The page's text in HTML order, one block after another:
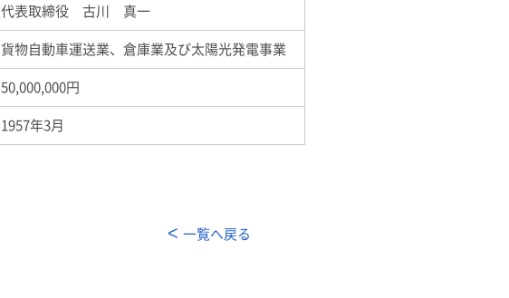
代表取締役 古川 真一
貨物自動車運送業、倉庫業及び太陽光発電事業
50,000,000円
1957年3月
一覧へ戻る